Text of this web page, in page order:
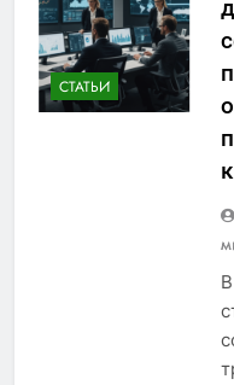
СТАТЬИ